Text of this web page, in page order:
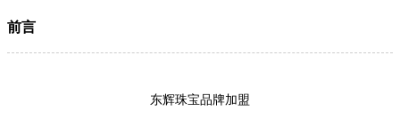
前言
东辉珠宝品牌加盟